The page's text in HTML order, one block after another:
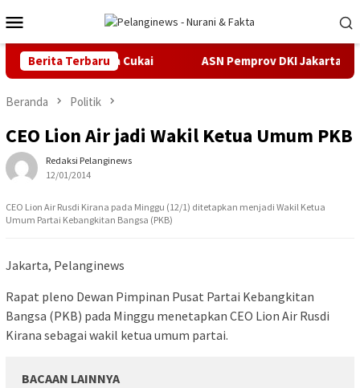
ke
kontenMobile
Berita Terbaru
Kasus Pidana Cukai ASN Pemprov DKI Jakarta
Beranda Politik
CEO Lion Air jadi Wakil Ketua Umum PKB
Redaksi Pelanginews
12/01/2014
CEO Lion Air Rusdi Kirana pada Minggu (12/1) ditetapkan menjadi Wakil Ketua
Umum Partai Kebangkitan Bangsa (PKB)
Jakarta, Pelanginews
Rapat pleno Dewan Pimpinan Pusat Partai Kebangkitan
Bangsa (PKB) pada Minggu menetapkan CEO Lion Air Rusdi
Kirana sebagai wakil ketua umum partai.
BACAAN LAINNYA